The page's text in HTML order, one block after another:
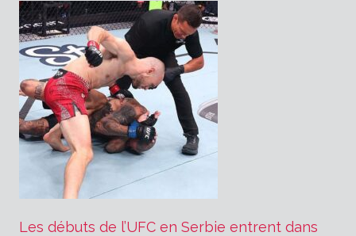
Les débuts de l’UFC en Serbie entrent dans